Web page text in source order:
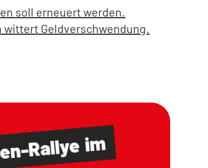
soll erneuert werden.
wittert Geldverschwendung.
Rallyeim